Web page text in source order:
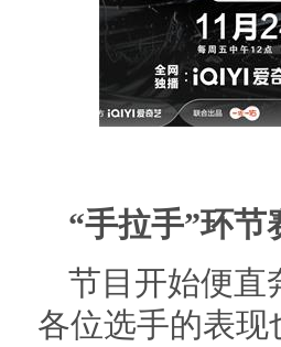
“手拉手”环
节目开始便直
各位选手的表